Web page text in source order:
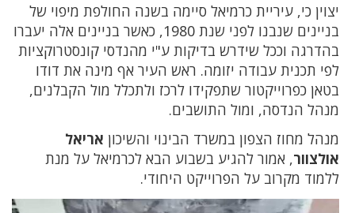
יצוין כי, עיריית כרמיאל סיימה בשנה החולפת מיפוי של
בניינים שנבנו לפני שנת 1980, כאשר בניינים אלה יעברו
בהדרגה וככל שידרש בדיקות ע"י מהנדסי קונסטרוקציות
לפי תכנית עבודה יזומה. ראש העיר אף מינה את דודו
בטאן כפרוייקטור שתפקידו לרכז ולתכלל מול הקבלנים,
מנהל הנדסה, ומול התושבים.
מנהל מחוז הצפון במשרד הבינוי והשיכון אריאל
אולצוור, אמור להגיע בשבוע הבא לכרמיאל על מנת
ללמוד מקרוב על הפרוייקט היחודי.